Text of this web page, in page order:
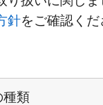
針をご確認くだ
種類